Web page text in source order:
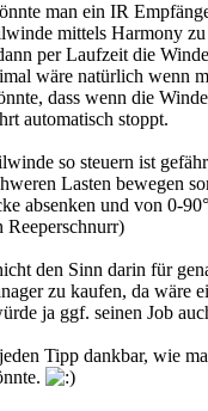
man ein IR
mittels Harmony
per Laufzeit die
wäre natürlich wenn
dass wenn die
automatisch stoppt.
so steuern ist
Lasten bewegen
absenken und von 0-
Reeperschnurr)
den Sinn darin für
zu kaufen, da wäre
ja ggf. seinen Job
Tipp dankbar, wie